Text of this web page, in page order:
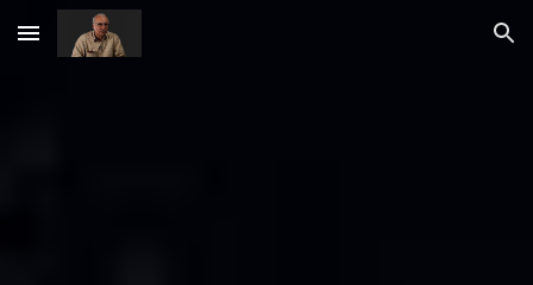
Skip to main content Skip to navigation